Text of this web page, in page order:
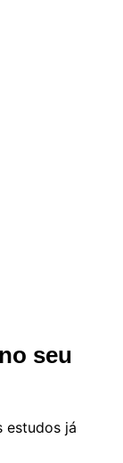
seu
estudos já